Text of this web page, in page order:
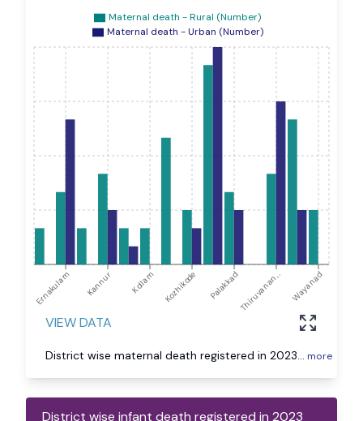
Ernakulam Kannur Kollam Kozhikode PalakkadThiruvanan... Wayanad
Maternal death - Rural (Number)
Maternal death - Urban (Number)
VIEW DATA
District wise maternal death registered in 2023... more
District wise infant death registered in 2023